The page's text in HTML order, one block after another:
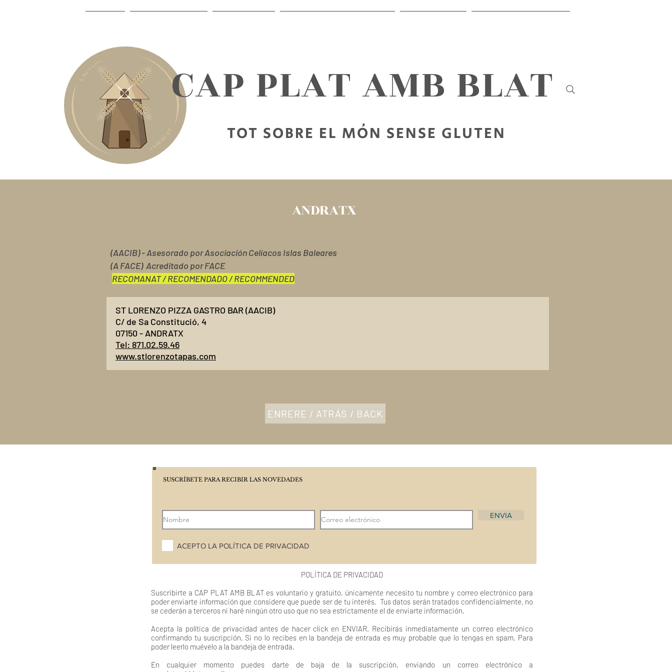
​CAP PLAT AMB BLAT
TOT SOBRE EL MÓN SENSE GLUTEN
ANDRATX
(AACIB) - Asesorado por Asociación Celíacos Islas Baleares
(A FACE) Acreditado por FACE
RECOMANAT / RECOMENDADO / RECOMMENDED
ST LORENZO PIZZA GASTRO BAR (AACIB)
C/ de Sa Constitució, 4
07150 - ANDRATX
Tel: 871.02.59.46
www.stlorenzotapas.com
ENRERE / ATRÁS / BACK
SUSCRÍBETE PARA RECIBIR LAS NOVEDADES
ENVIA
ACEPTO LA POLÍTICA DE PRIVACIDAD
POLÍTICA DE PRIVACIDAD
Suscribirte a CAP PLAT AMB BLAT es voluntario y gratuito, únicamente necesito tu nombre y correo electrónico para
poder enviarte información que considere que puede ser de tu interés. Tus datos serán tratados confidencialmente, no
se cederán a terceros ni haré ningún otro uso que no sea estrictamente el de enviarte información.
Acepta la política de privacidad antes de hacer click en ENVIAR. Recibirás inmediatamente un correo electrónico
confirmando tu suscripción. Si no lo recibes en la bandeja de entrada es muy probable que lo tengas en spam. Para
poder leerlo muévelo a la bandeja de entrada.
En cualquier momento puedes darte de baja de la suscripción, enviando un correo electrónico a